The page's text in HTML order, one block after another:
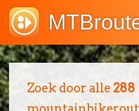
Zoek door alle 288